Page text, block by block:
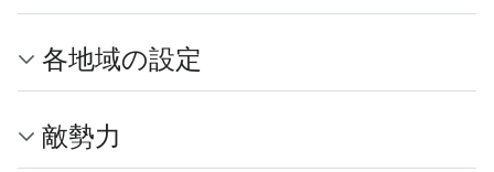
各地域の設定
敵勢力